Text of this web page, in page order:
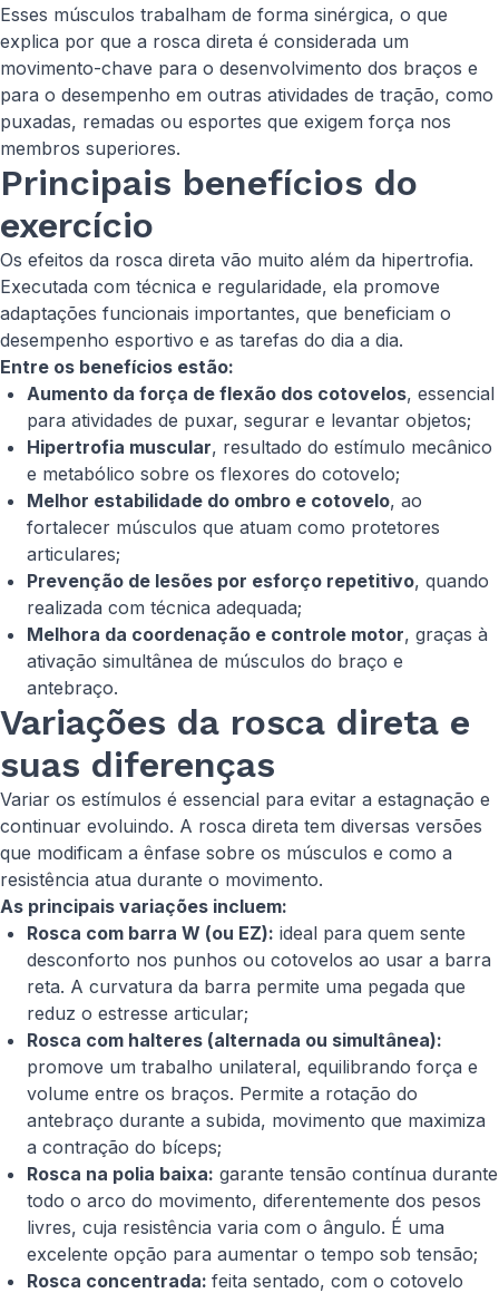
Esses músculos trabalham de forma sinérgica, o que
explica por que a rosca direta é considerada um
movimento-chave para o desenvolvimento dos braços e
para o desempenho em outras atividades de tração, como
puxadas, remadas ou esportes que exigem força nos
membros superiores.
Principais benefícios do
exercício
Os efeitos da rosca direta vão muito além da hipertrofia.
Executada com técnica e regularidade, ela promove
adaptações funcionais importantes, que beneficiam o
desempenho esportivo e as tarefas do dia a dia.
Entre os benefícios estão:
Aumento da força de flexão dos cotovelos, essencial
para atividades de puxar, segurar e levantar objetos;
Hipertrofia muscular, resultado do estímulo mecânico
e metabólico sobre os flexores do cotovelo;
Melhor estabilidade do ombro e cotovelo, ao
fortalecer músculos que atuam como protetores
articulares;
Prevenção de lesões por esforço repetitivo, quando
realizada com técnica adequada;
Melhora da coordenação e controle motor, graças à
ativação simultânea de músculos do braço e
antebraço.
Variações da rosca direta e
suas diferenças
Variar os estímulos é essencial para evitar a estagnação e
continuar evoluindo. A rosca direta tem diversas versões
que modificam a ênfase sobre os músculos e como a
resistência atua durante o movimento.
As principais variações incluem:
Rosca com barra W (ou EZ): ideal para quem sente
desconforto nos punhos ou cotovelos ao usar a barra
reta. A curvatura da barra permite uma pegada que
reduz o estresse articular;
Rosca com halteres (alternada ou simultânea):
promove um trabalho unilateral, equilibrando força e
volume entre os braços. Permite a rotação do
antebraço durante a subida, movimento que maximiza
a contração do bíceps;
Rosca na polia baixa: garante tensão contínua durante
todo o arco do movimento, diferentemente dos pesos
livres, cuja resistência varia com o ângulo. É uma
excelente opção para aumentar o tempo sob tensão;
Rosca concentrada: feita sentado, com o cotovelo